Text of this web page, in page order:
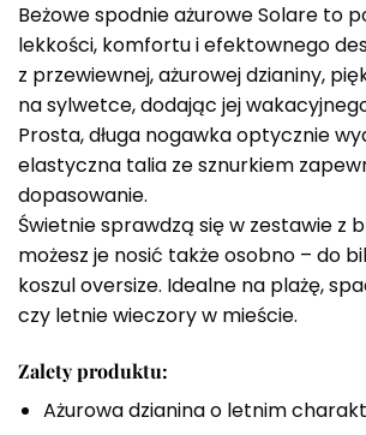
Beżowe spodnie ażurowe Solare to
lekkości, komfortu i efektownego
z przewiewnej, ażurowej dzianiny,
na sylwetce, dodając jej
Prosta, długa nogawka optycznie
elastyczna talia ze sznurkiem
dopasowanie.
Świetnie sprawdzą się w zestawie z
możesz je nosić także osobno – do
koszul oversize. Idealne na plażę,
czy letnie wieczory w mieście.
Zalety produktu:
Ażurowa dzianina o letnim